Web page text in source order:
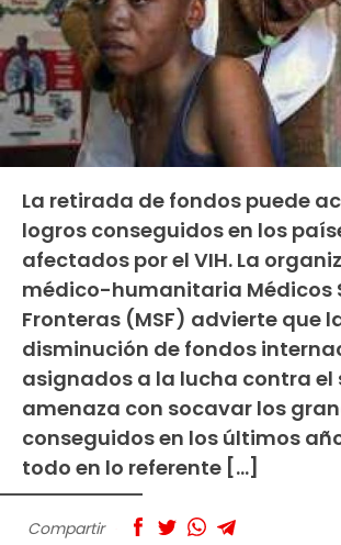
La retirada de fondos puede
logros conseguidos en los
afectados por el VIH. La
médico-humanitaria Médicos
Fronteras (MSF) advierte que
disminución de fondos
asignados a la lucha contra el
amenaza con socavar los
conseguidos en los últimos
todo en lo referente […]
Compartir